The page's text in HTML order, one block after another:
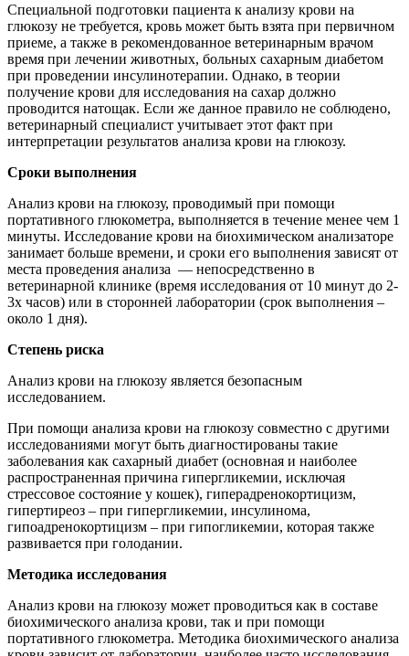
Специальной подготовки пациента к анализу крови на
глюкозу не требуется, кровь может быть взята при первичном
приеме, а также в рекомендованное ветеринарным врачом
время при лечении животных, больных сахарным диабетом
при проведении инсулинотерапии. Однако, в теории
получение крови для исследования на сахар должно
проводится натощак. Если же данное правило не соблюдено,
ветеринарный специалист учитывает этот факт при
интерпретации результатов анализа крови на глюкозу.
Сроки выполнения
Анализ крови на глюкозу, проводимый при помощи
портативного глюкометра, выполняется в течение менее чем 1
минуты. Исследование крови на биохимическом анализаторе
занимает больше времени, и сроки его выполнения зависят от
места проведения анализа — непосредственно в
ветеринарной клинике (время исследования от 10 минут до 2-
3х часов) или в сторонней лаборатории (срок выполнения –
около 1 дня).
Степень риска
Анализ крови на глюкозу является безопасным
исследованием.
При помощи анализа крови на глюкозу совместно с другими
исследованиями могут быть диагностированы такие
заболевания как сахарный диабет (основная и наиболее
распространенная причина гипергликемии, исключая
стрессовое состояние у кошек), гиперадренокортицизм,
гипертиреоз – при гипергликемии, инсулинома,
гипоадренокортицизм – при гипогликемии, которая также
развивается при голодании.
Методика исследования
Анализ крови на глюкозу может проводиться как в составе
биохимического анализа крови, так и при помощи
портативного глюкометра. Методика биохимического анализа